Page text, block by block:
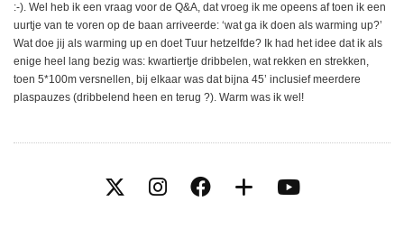
:-). Wel heb ik een vraag voor de Q&A, dat vroeg ik me opeens af toen ik een
uurtje van te voren op de baan arriveerde: ‘wat ga ik doen als warming up?’
Wat doe jij als warming up en doet Tuur hetzelfde? Ik had het idee dat ik als
enige heel lang bezig was: kwartiertje dribbelen, wat rekken en strekken,
toen 5*100m versnellen, bij elkaar was dat bijna 45’ inclusief meerdere
plaspauzes (dribbelend heen en terug ?). Warm was ik wel!